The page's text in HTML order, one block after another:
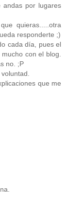
andas por lugares
quieras.....otra
responderte ;)
cada día, pues el
con el blog.
no. ;P
que me